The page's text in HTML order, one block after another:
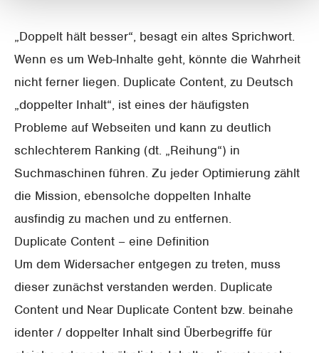
„Doppelt hält besser“, besagt ein altes Sprichwort.
Wenn es um Web-Inhalte geht, könnte die Wahrheit
nicht ferner liegen. Duplicate Content, zu Deutsch
„doppelter Inhalt“, ist eines der häufigsten
Probleme auf Webseiten und kann zu deutlich
schlechterem Ranking (dt. „Reihung“) in
Suchmaschinen führen. Zu jeder Optimierung zählt
die Mission, ebensolche doppelten Inhalte
ausfindig zu machen und zu entfernen.
Duplicate Content – eine Definition
Um dem Widersacher entgegen zu treten, muss
dieser zunächst verstanden werden. Duplicate
Content und Near Duplicate Content bzw. beinahe
identer / doppelter Inhalt sind Überbegriffe für